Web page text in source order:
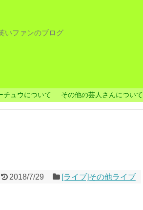
いファンのブログ
チュウについて その他の芸人さんについて
2018/7/29 [ライブ]その他ライブ